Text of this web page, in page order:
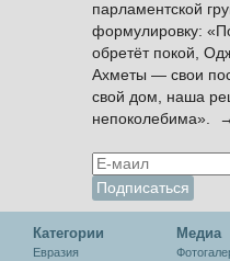
парламентской
формулировку:
обретёт покой,
Ахметы — свои
свой дом, наша
непоколебима». →
Категории
Евразия
Медиа